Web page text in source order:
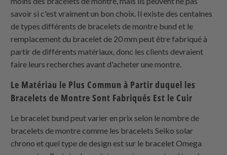
savoir si c'est vraiment un bon choix. Il existe des centaines
de types différents de bracelets de montre bund et le
remplacement du bracelet de 20 mm peut être fabriqué à
partir de différents matériaux, donc les clients devraient
faire leurs recherches avant d'acheter une montre.
Le Matériau le Plus Commun à Partir duquel les
Bracelets de Montre Sont Fabriqués Est le Cuir
Le bracelet bund peut varier en prix selon le nombre de
bracelets de montre comme les bracelets Seiko solar
chrono et quel type de design est sur le bracelet Omega